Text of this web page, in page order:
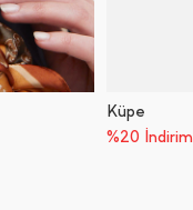
Küpe
%20 İndirim